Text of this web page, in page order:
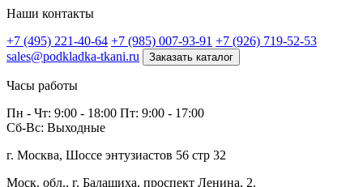
Наши контакты
+7 (495) 221-40-64 +7 (985) 007-93-91 +7 (926) 719-52-53
sales@podkladka-tkani.ru
Заказать каталог
Часы работы
Пн - Чт: 9:00 - 18:00 Пт: 9:00 - 17:00
Сб-Вс: Выходные
г. Москва, Шоссе энтузиастов 56 стр 32
Моск. обл., г. Балашиха, проспект Ленина, 2.